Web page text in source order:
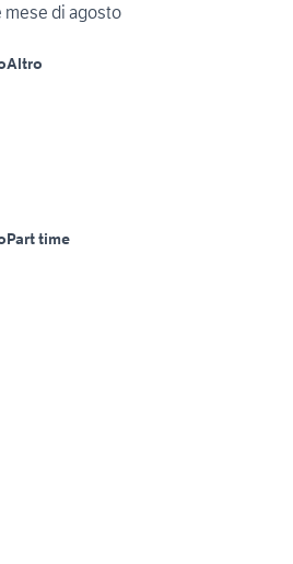
mese di agosto
Altro
Part time